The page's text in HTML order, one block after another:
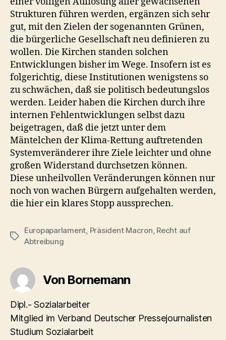
Strukturen führen werden, ergänzen sich sehr
gut, mit den Zielen der sogenannten Grünen,
die bürgerliche Gesellschaft neu definieren zu
wollen. Die Kirchen standen solchen
Entwicklungen bisher im Wege. Insofern ist es
folgerichtig, diese Institutionen wenigstens so
zu schwächen, daß sie politisch bedeutungslos
werden. Leider haben die Kirchen durch ihre
internen Fehlentwicklungen selbst dazu
beigetragen, daß die jetzt unter dem
Mäntelchen der Klima-Rettung auftretenden
Systemveränderer ihre Ziele leichter und ohne
großen Widerstand durchsetzen können.
Diese unheilvollen Veränderungen können nur
noch von wachen Bürgern aufgehalten werden,
die hier ein klares Stopp aussprechen.
Schlagwörter
Europaparlament, Präsident Macron, Recht auf
Abtreibung
Von Bornemann
Dipl.- Sozialarbeiter
Mitglied im Verband Deutscher Pressejournalisten
Studium Sozialarbeit